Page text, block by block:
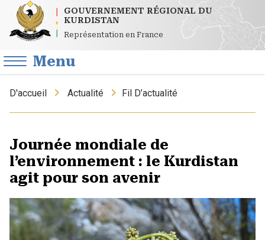
GOUVERNEMENT RÉGIONAL DU
KURDISTAN
Représentation en France
Menu
D'accueil Actualité Fil D’actualité
Journée mondiale de
l’environnement : le Kurdistan
agit pour son avenir